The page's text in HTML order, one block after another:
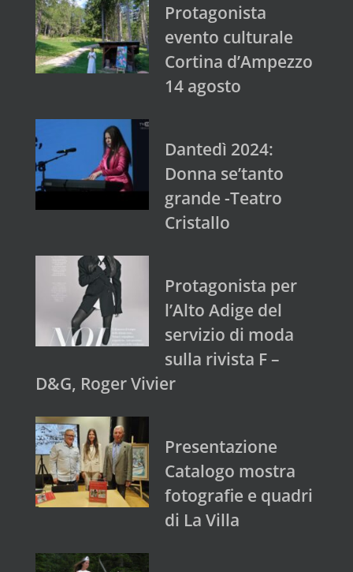
Protagonista
evento culturale
Cortina d’Ampezzo
14 agosto
Dantedì 2024:
Donna se’tanto
grande -Teatro
Cristallo
Protagonista per
l’Alto Adige del
servizio di moda
sulla rivista F –
D&G, Roger Vivier
Presentazione
Catalogo mostra
fotografie e quadri
di La Villa